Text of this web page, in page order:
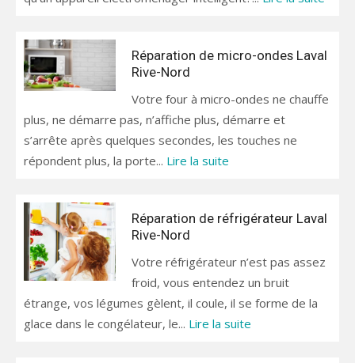
Réparation de micro-ondes Laval
Rive-Nord
Votre four à micro-ondes ne chauffe
plus, ne démarre pas, n’affiche plus, démarre et
s’arrête après quelques secondes, les touches ne
répondent plus, la porte... Lire la suite
Réparation de réfrigérateur Laval
Rive-Nord
Votre réfrigérateur n’est pas assez
froid, vous entendez un bruit
étrange, vos légumes gèlent, il coule, il se forme de la
glace dans le congélateur, le... Lire la suite